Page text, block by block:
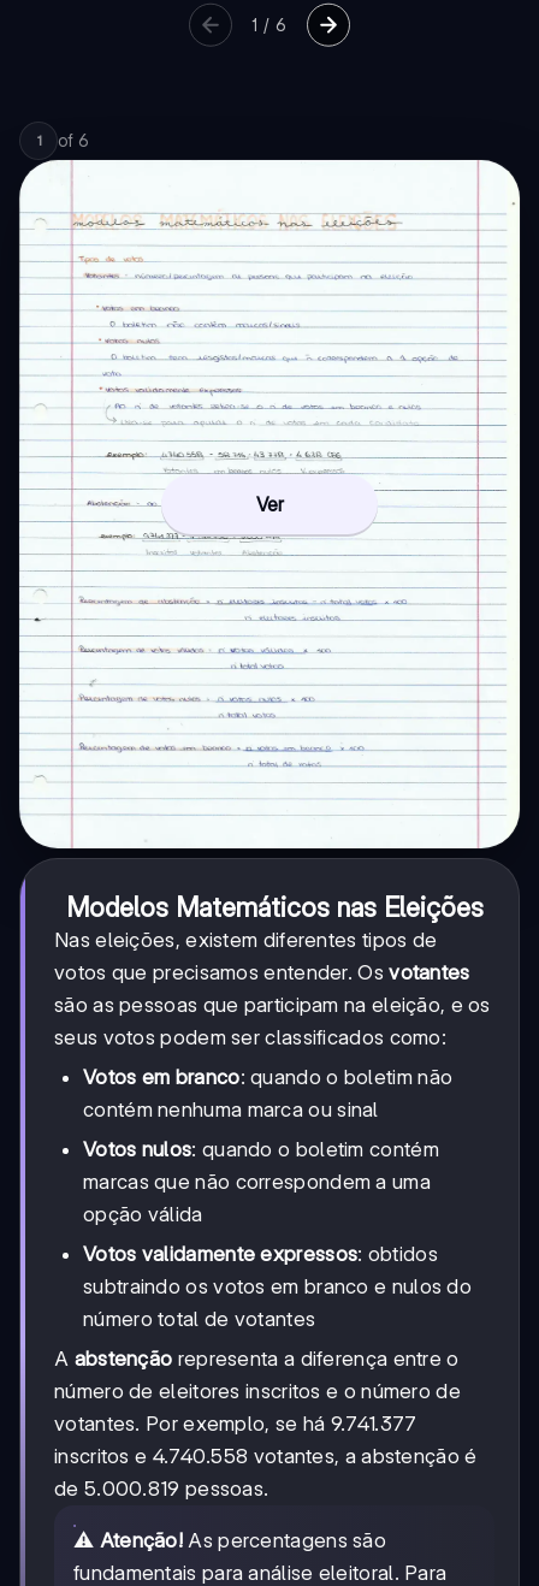
1 /6
1 of 6
Ver
Modelos Matemáticos nas Eleições
Nas eleições, existem diferentes tipos de
votos que precisamos entender. Osvotantes
são as pessoas que participam na eleição, e os
seus votos podem ser classificados como:
Votos em branco: quando o boletim não
contém nenhuma marca ou sinal
Votos nulos: quando o boletim contém
marcas que não correspondem a uma
opção válida
Votos validamente expressos: obtidos
subtraindo os votos em branco e nulos do
número total de votantes
A abstenção representa a diferença entre o
número de eleitores inscritos e o número de
votantes. Por exemplo, se há 9.741.377
inscritos e 4.740.558 votantes, a abstenção é
de 5.000.819 pessoas.
⚠️ Atenção! As percentagens são
fundamentais para análise eleitoral. Para